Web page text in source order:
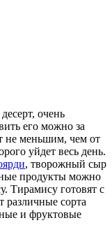
очень
его можно за
не меньшим, чем от
уйдет весь день.
, творожный сыр
продукты можно
Тирамису готовят с
сорта
и фруктовые